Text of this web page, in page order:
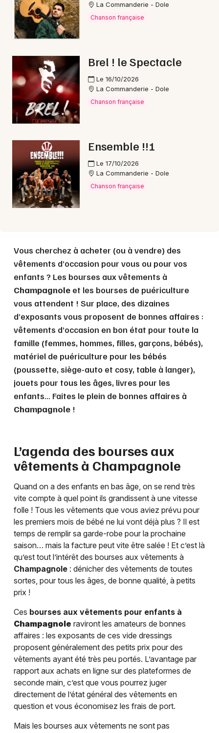
Magazine à Champagnole
Choisir mes départements
Mon email
La Commanderie - Dole
Chanson française
Brel ! le Spectacle
Le 16/10/2026
La Commanderie - Dole
Chanson française
Ensemble !!!
Le 17/10/2026
La Commanderie - Dole
Chanson française
Vous cherchez à acheter (ou à vendre) des
vêtements d’occasion pour vous ou pour vos
enfants ? Les bourses aux vêtements à
Champagnole et les bourses de puériculture
vous attendent ! Sur place, des dizaines
d’exposants vous proposent de bonnes affaires :
vêtements d’occasion en bon état pour toute la
famille (femmes, hommes, filles, garçons, bébés),
matériel de puériculture pour les bébés
(poussette, siège-auto et cosy, table à langer),
jouets pour tous les âges, livres pour les
enfants… Faites le plein de bonnes affaires à
Champagnole !
L’agenda des bourses aux
vêtements à Champagnole
Quand on a des enfants en bas âge, on se rend très
vite compte à quel point ils grandissent à une vitesse
folle ! Tous les vêtements que vous aviez prévu pour
les premiers mois de bébé ne lui vont déjà plus ? Il est
temps de remplir sa garde-robe pour la prochaine
saison… mais la facture peut vite être salée ! Et c’est là
qu’est tout l’intérêt des bourses aux vêtements à
Champagnole : dénicher des vêtements de toutes
sortes, pour tous les âges, de bonne qualité, à petits
prix !
Ces bourses aux vêtements pour enfants à
Champagnole raviront les amateurs de bonnes
affaires : les exposants de ces vide dressings
proposent généralement des petits prix pour des
vêtements ayant été très peu portés. L’avantage par
rapport aux achats en ligne sur des plateformes de
seconde main, c’est que vous pourrez juger
directement de l’état général des vêtements en
question et vous économisez les frais de port.
Mais les bourses aux vêtements ne sont pas